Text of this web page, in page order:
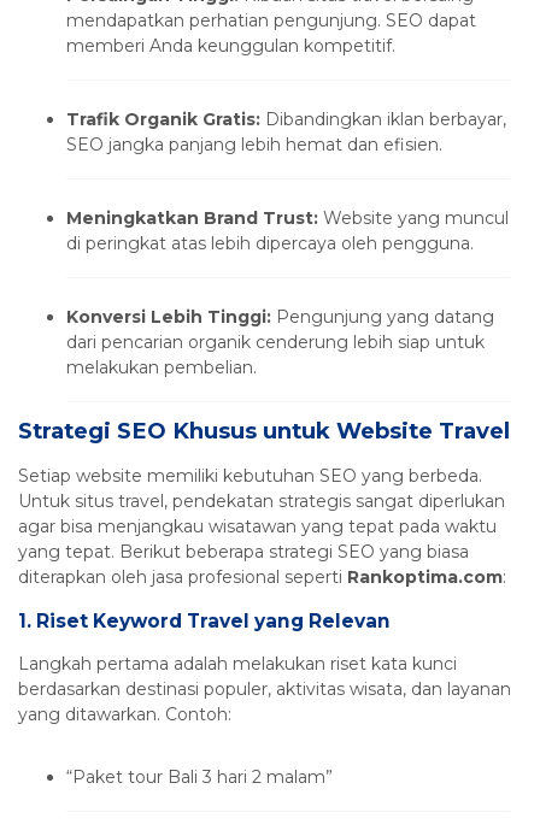
mendapatkan perhatian pengunjung. SEO dapat
memberi Anda keunggulan kompetitif.
Trafik Organik Gratis: Dibandingkan iklan berbayar,
SEO jangka panjang lebih hemat dan efisien.
Meningkatkan Brand Trust: Website yang muncul
di peringkat atas lebih dipercaya oleh pengguna.
Konversi Lebih Tinggi: Pengunjung yang datang
dari pencarian organik cenderung lebih siap untuk
melakukan pembelian.
Strategi SEO Khusus untuk Website Travel
Setiap website memiliki kebutuhan SEO yang berbeda.
Untuk situs travel, pendekatan strategis sangat diperlukan
agar bisa menjangkau wisatawan yang tepat pada waktu
yang tepat. Berikut beberapa strategi SEO yang biasa
diterapkan oleh jasa profesional seperti Rankoptima.com:
1. Riset Keyword Travel yang Relevan
Langkah pertama adalah melakukan riset kata kunci
berdasarkan destinasi populer, aktivitas wisata, dan layanan
yang ditawarkan. Contoh:
“Paket tour Bali 3 hari 2 malam”